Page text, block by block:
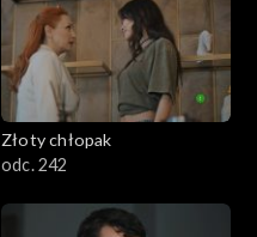
Złoty chłopak
odc. 242